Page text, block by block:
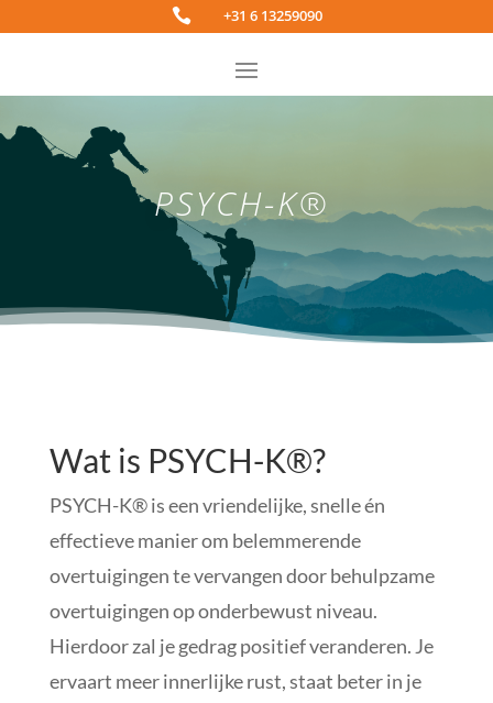
 +31 6 13259090
PSYCH-K®
Wat is PSYCH-K®?
PSYCH-K® is een vriendelijke, snelle én
effectieve manier om belemmerende
overtuigingen te vervangen door behulpzame
overtuigingen op onderbewust niveau.
Hierdoor zal je gedrag positief veranderen. Je
ervaart meer innerlijke rust, staat beter in je